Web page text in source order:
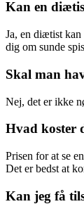
Kan en
Ja, en diætist
dig om sunde
Skal man
Nej, det er ikke
Hvad koster
Prisen for at se
Det er bedst at
Kan jeg få